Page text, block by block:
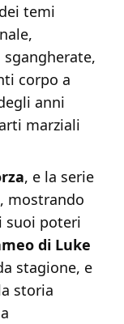
temi
corpo a
anni
marziali
, e la serie
mostrando
suoi poteri
di Luke
stagione, e
storia